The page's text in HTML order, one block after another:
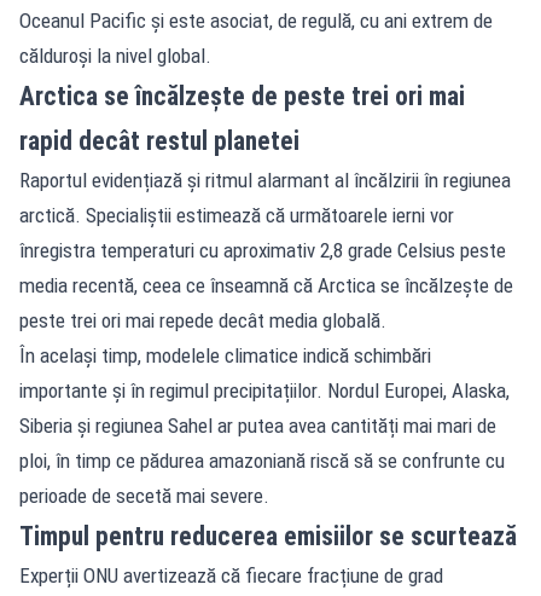
Oceanul Pacific și este asociat, de regulă, cu ani extrem de
călduroși la nivel global.
Arctica se încălzește de peste trei ori mai
rapid decât restul planetei
Raportul evidențiază și ritmul alarmant al încălzirii în regiunea
arctică. Specialiștii estimează că următoarele ierni vor
înregistra temperaturi cu aproximativ 2,8 grade Celsius peste
media recentă, ceea ce înseamnă că Arctica se încălzește de
peste trei ori mai repede decât media globală.
În același timp, modelele climatice indică schimbări
importante și în regimul precipitațiilor. Nordul Europei, Alaska,
Siberia și regiunea Sahel ar putea avea cantități mai mari de
ploi, în timp ce pădurea amazoniană riscă să se confrunte cu
perioade de secetă mai severe.
Timpul pentru reducerea emisiilor se scurtează
Experții ONU avertizează că fiecare fracțiune de grad